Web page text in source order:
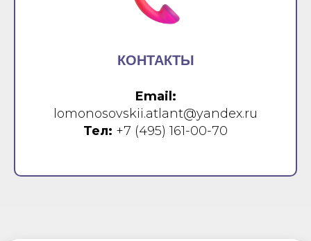
КОНТАКТЫ
Email:
lomonosovskii.atlant@yandex.ru
Тел: +7 (495) 161-00-70